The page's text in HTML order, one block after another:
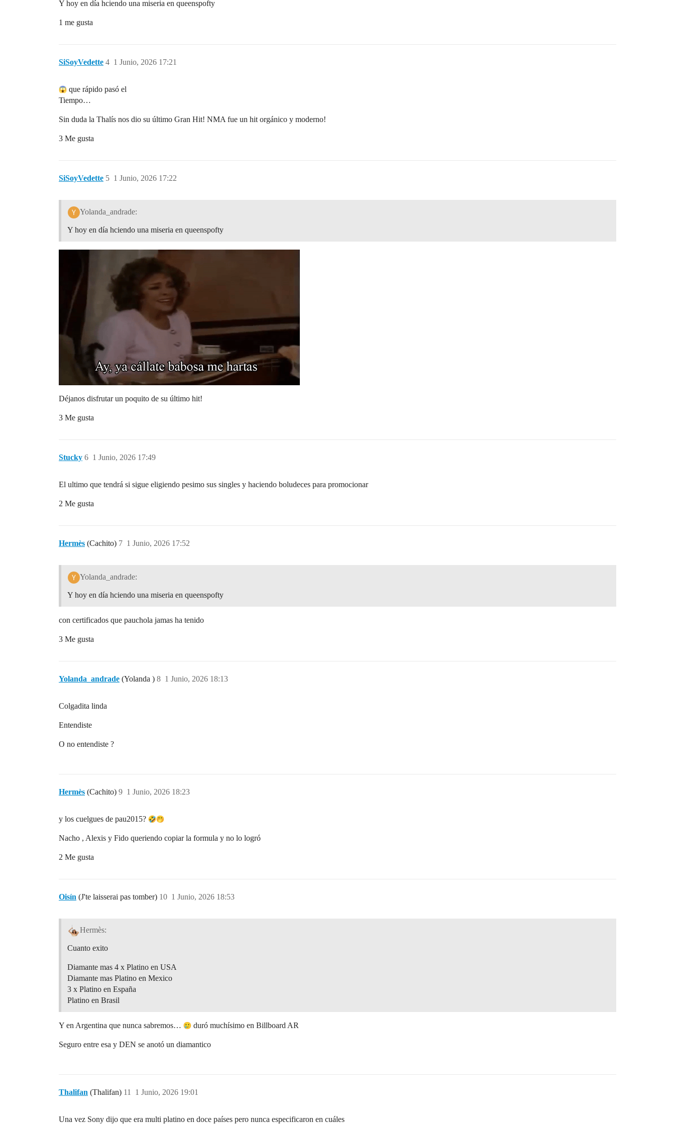
Y hoy en día hciendo una miseria en queenspofty
1 me gusta
SiSoyVedette 1 Junio, 2026 17:21
4
que rápido pasó el
Tiempo…
Sin duda la Thalís nos dio su último Gran Hit! NMA fue un hit orgánico y moderno!
3 Me gusta
SiSoyVedette 1 Junio, 2026 17:22
5
Yolanda_andrade:
Y hoy en día hciendo una miseria en queenspofty
Déjanos disfrutar un poquito de su último hit!
3 Me gusta
Stucky 1 Junio, 2026 17:49
6
El ultimo que tendrá si sigue eligiendo pesimo sus singles y haciendo boludeces para promocionar
2 Me gusta
Hermès (Cachito) 1 Junio, 2026 17:52
7
Yolanda_andrade:
Y hoy en día hciendo una miseria en queenspofty
con certificados que pauchola jamas ha tenido
3 Me gusta
Yolanda_andrade (Yolanda ) 1 Junio, 2026 18:13
8
Colgadita linda
Entendiste
O no entendiste ?
Hermès (Cachito) 1 Junio, 2026 18:23
9
y los cuelgues de pau2015?
Nacho , Alexis y Fido queriendo copiar la formula y no lo logró
2 Me gusta
Oisín (J'te laisserai pas tomber) 1 Junio, 2026 18:53
10
Hermès:
Cuanto exito
Diamante mas 4 x Platino en USA
Diamante mas Platino en Mexico
3 x Platino en España
Platino en Brasil
Y en Argentina que nunca sabremos… duró muchísimo en Billboard AR
Seguro entre esa y DEN se anotó un diamantico
Thalifan (Thalifan) 1 Junio, 2026 19:01
11
Una vez Sony dijo que era multi platino en doce países pero nunca especificaron en cuáles